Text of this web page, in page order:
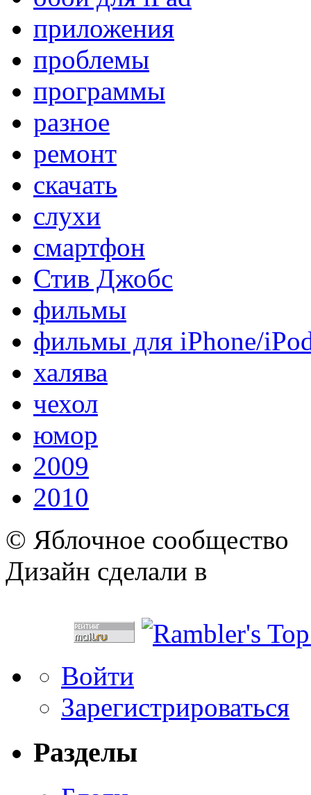
приложения
проблемы
программы
разное
ремонт
скачать
слухи
смартфон
Стив Джобс
фильмы
фильмы для iPhone/
халява
чехол
юмор
2009
2010
© Яблочное сообщество
Дизайн сделали в
Войти
Зарегистрироваться
Разделы